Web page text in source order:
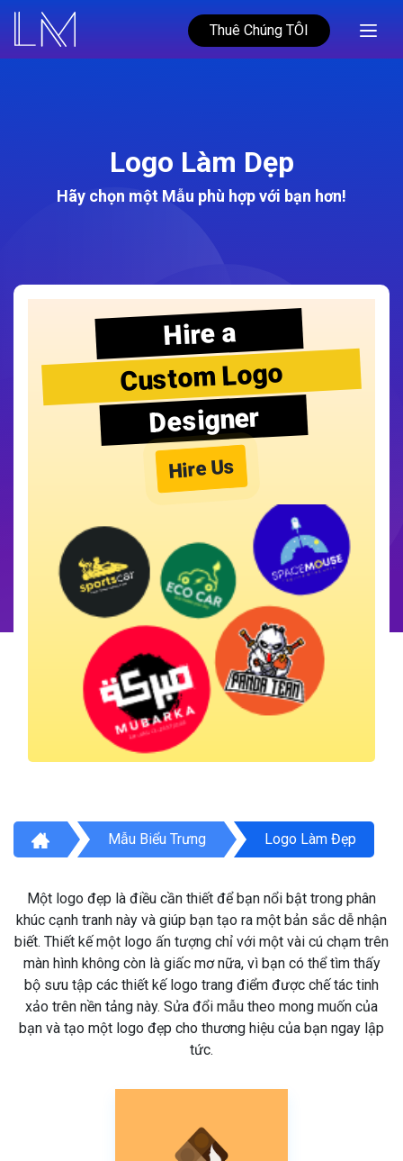
Thuê Chúng TÔI
Logo Làm Dẹp
Hãy chọn một Mẫu phù hợp với bạn hơn!
Hire a
Custom Logo
Designer
Hire Us
Mẫu Biểu Trưng Logo Làm Đẹp
Một logo đẹp là điều cần thiết để bạn nổi bật trong phân
khúc cạnh tranh này và giúp bạn tạo ra một bản sắc dễ nhận
biết. Thiết kế một logo ấn tượng chỉ với một vài cú chạm trên
màn hình không còn là giấc mơ nữa, vì bạn có thể tìm thấy
bộ sưu tập các thiết kế logo trang điểm được chế tác tinh
xảo trên nền tảng này. Sửa đổi mẫu theo mong muốn của
bạn và tạo một logo đẹp cho thương hiệu của bạn ngay lập
tức.